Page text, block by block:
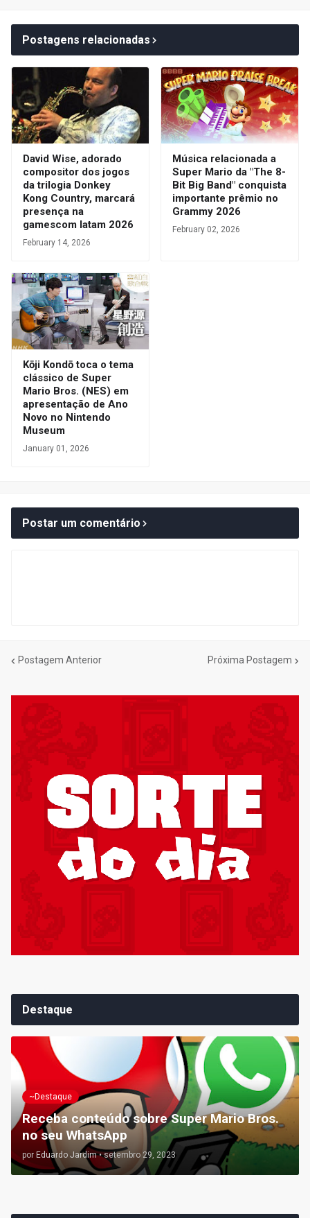
Postagens relacionadas
David Wise, adorado
compositor dos jogos
da trilogia Donkey
Kong Country, marcará
presença na
gamescom latam 2026
February 14, 2026
Música relacionada a
Super Mario da "The 8-
Bit Big Band" conquista
importante prêmio no
Grammy 2026
February 02, 2026
Kōji Kondō toca o tema
clássico de Super
Mario Bros. (NES) em
apresentação de Ano
Novo no Nintendo
Museum
January 01, 2026
Postar um comentário
Postagem Anterior Próxima Postagem
Destaque
~Destaque
Receba conteúdo sobre Super Mario Bros.
no seu WhatsApp
por Eduardo Jardim • setembro 29, 2023